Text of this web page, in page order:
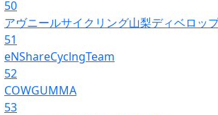
50
アヴニールサイクリング山梨ディベロッ
51
eNShareCyclngTeam
52
COWGUMMA
53